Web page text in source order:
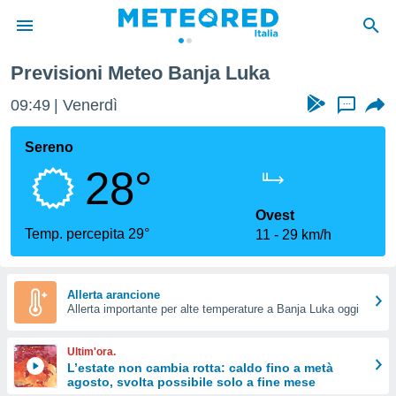
di
per
le
di
Web
le
Previsioni Meteo Banja Luka
09:49 Venerdì ...
Sereno
28°
Temp. percepita 29°
Ovest
11
29 km/h
Allerta arancione
Allerta importante per alte temperature a Banja Luka oggi
Ultim'ora.
L’estate non cambia rotta: caldo fino a metà
agosto, svolta possibile solo a fine mese